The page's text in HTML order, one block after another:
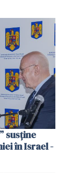
susține
în Israel -